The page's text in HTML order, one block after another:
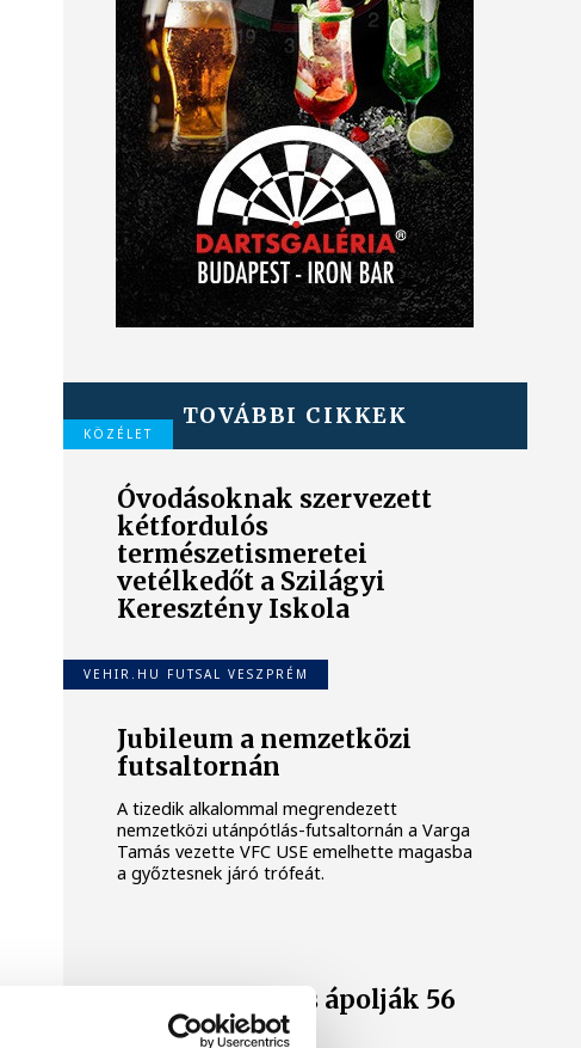
TOVÁBBI CIKKEK
KÖZÉLET
Óvodásoknak szervezett
kétfordulós
természetismeretei
vetélkedőt a Szilágyi
Keresztény Iskola
VEHIR.HU FUTSAL VESZPRÉM
Jubileum a nemzetközi
futsaltornán
A tizedik alkalommal megrendezett
nemzetközi utánpótlás-futsaltornán a Varga
Tamás vezette VFC USE emelhette magasba
a győztesnek járó trófeát.
A gyermekek is ápolják 56
hagyatékát